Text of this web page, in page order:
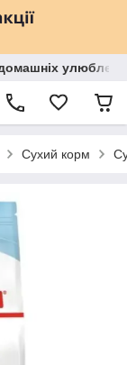
Сухий корм